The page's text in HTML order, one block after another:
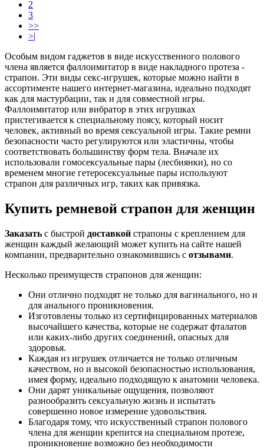
2
3
>>
>|
Особым видом гаджетов в виде искусственного полового
члена является фаллоимитатор в виде накладного протеза -
страпон. Эти виды секс-игрушек, которые можно найти в
ассортименте нашего интернет-магазина, идеально подходят
как для мастурбации, так и для совместной игры.
Фаллоимитатор или вибратор в этих игрушках
пристегивается к специальному поясу, который носит
человек, активный во время сексуальной игры. Такие ремни
безопасности часто регулируются или эластичны, чтобы
соответствовать большинству форм тела. Вначале их
использовали гомосексуальные пары (лесбиянки), но со
временем многие гетеросексуальные пары используют
страпон для различных игр, таких как привязка.
Купить ремневой страпон для женщин
Заказать с быстрой доставкой страпоны с креплением для
женщин каждый желающий может купить на сайте нашей
компании, предварительно ознакомившись с отзывами.
Несколько преимуществ страпонов для женщин:
Они отлично подходят не только для вагинального, но и
для анального проникновения.
Изготовлены только из сертифицированных материалов
высочайшего качества, которые не содержат фталатов
или каких-либо других соединений, опасных для
здоровья.
Каждая из игрушек отличается не только отличным
качеством, но и высокой безопасностью использования,
имея форму, идеально подходящую к анатомии человека.
Они дарят уникальные ощущения, позволяют
разнообразить сексуальную жизнь и испытать
совершенно новое измерение удовольствия.
Благодаря тому, что искусственный страпон полового
члена для женщин крепится на специальном протезе,
проникновение возможно без необходимости